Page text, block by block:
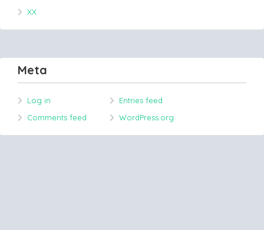
XX
Meta
Log in
Entries feed
Comments feed
WordPress.org